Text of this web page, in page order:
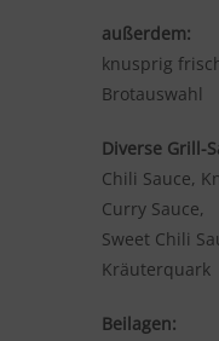
außerdem:
knusprig
Brotauswahl
Diverse Grill-
Chili Sauce,
Curry Sauce,
Sweet Chili
Kräuterquark
Beilagen: